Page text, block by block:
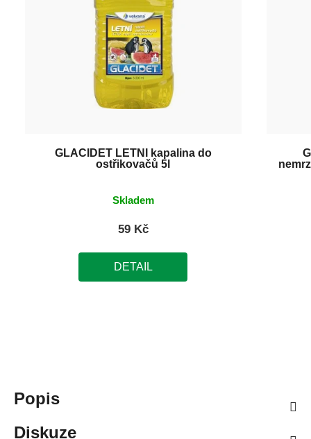
GLACIDET LETNÍ kapalina do
ostřikovačů 5l
Skladem
59 Kč
DETAIL
Popis
Diskuze